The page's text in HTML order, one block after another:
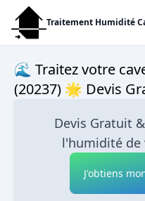
Traitement Humidité
🌊 Traitez votre
(20237) 🌟 Devis
Devis Gratuit
l'humidité de
J'obtiens